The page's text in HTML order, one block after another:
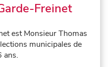
Freinet
est Monsieur Thomas
municipales de
ans.